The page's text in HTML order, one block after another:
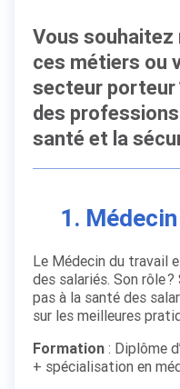
Vous souhaitez
ces métiers ou
secteur porteur
des
santé et la
1.
Le Médecin du travail
des salariés. Son rôle
pas à la santé des
sur les meilleures
Formation : Diplôme
+ spécialisation en